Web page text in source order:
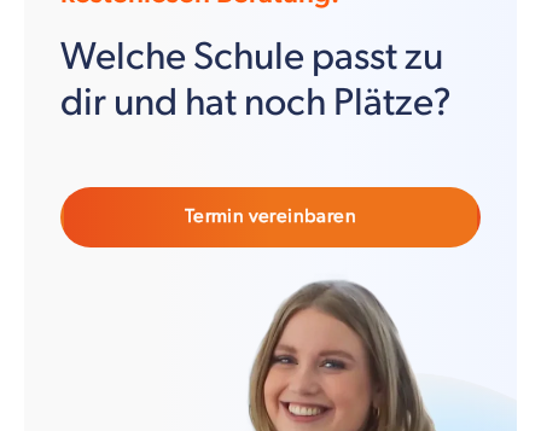
Welche Schule passt zu
dir und hat noch Plätze?
Termin vereinbaren